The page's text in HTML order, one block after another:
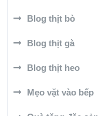
Blog thịt bò
Blog thịt gà
Blog thịt heo
Mẹo vặt vào bếp